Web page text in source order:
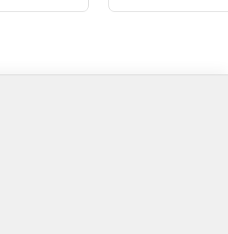
vzdálenosti přes vrchol